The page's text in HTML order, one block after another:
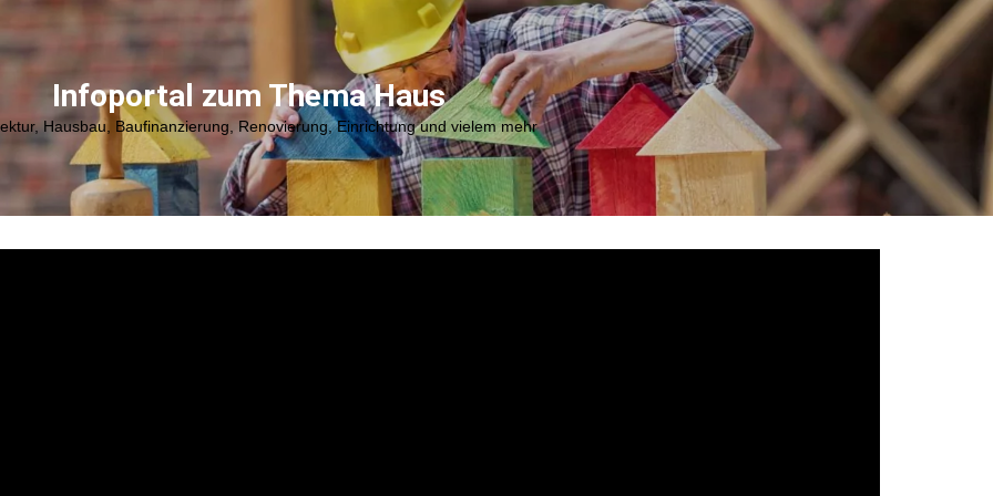
Infoportal zum Thema Haus
Hausbau, Baufinanzierung, Renovierung, Einrichtung und vielem mehr